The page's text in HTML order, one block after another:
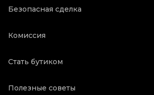
Безопасная сделка
Комиссия
Стать бутиком
Полезные советы